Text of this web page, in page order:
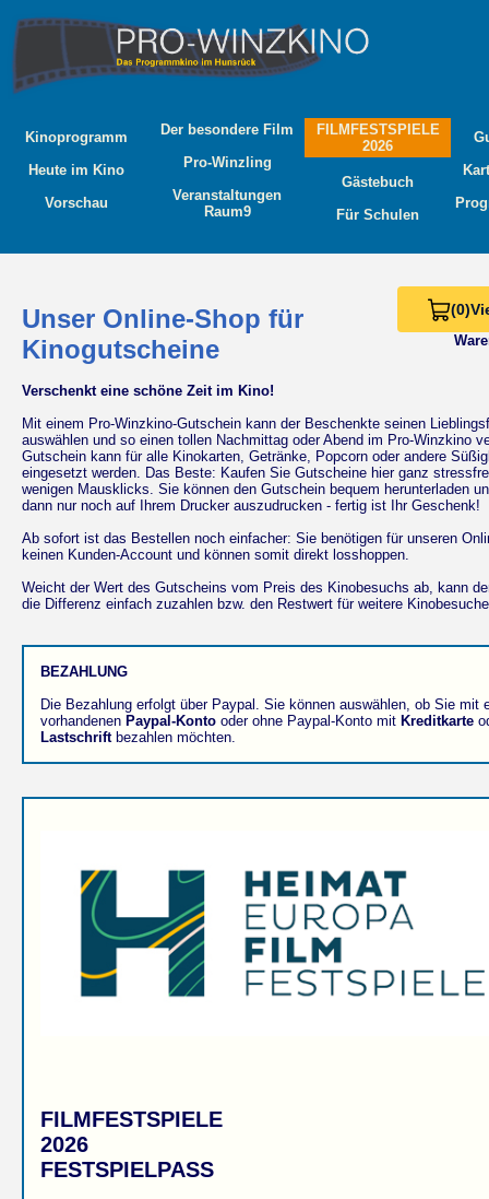
Kinoprogramm
Heute im Kino
Vorschau
Der besondere Film
Pro-Winzling
Veranstaltungen
Raum9
FILMFESTSPIELE
2026
Gästebuch
Für Schulen
(0)
Unser Online-Shop für
Kinogutscheine
Verschenkt eine schöne Zeit im Kino!
Mit einem Pro-Winzkino-Gutschein kann der Beschenkte seinen
auswählen und so einen tollen Nachmittag oder Abend im Pro-Winzkino
Gutschein kann für alle Kinokarten, Getränke, Popcorn oder andere
eingesetzt werden. Das Beste: Kaufen Sie Gutscheine hier ganz
wenigen Mausklicks. Sie können den Gutschein bequem herunterladen
dann nur noch auf Ihrem Drucker auszudrucken - fertig ist Ihr Geschenk!
Ab sofort ist das Bestellen noch einfacher: Sie benötigen für unseren
keinen Kunden-Account und können somit direkt losshoppen.
Weicht der Wert des Gutscheins vom Preis des Kinobesuchs ab, kann
die Differenz einfach zuzahlen bzw. den Restwert für weitere
BEZAHLUNG
Die Bezahlung erfolgt über Paypal. Sie können auswählen, ob Sie mit
vorhandenen Paypal-Konto oder ohne Paypal-Konto mit Kreditkarte
Lastschriftbezahlen möchten.
FILMFESTSPIELE
2026
FESTSPIELPASS